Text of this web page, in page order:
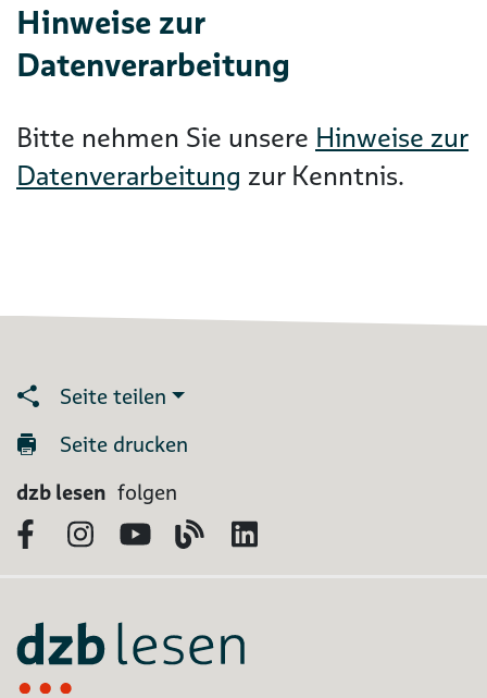
Hinweise zur
Datenverarbeitung
Bitte nehmen Sie unsere Hinweise zur
Datenverarbeitung zur Kenntnis.
Seite teilen
Seite drucken
dzb lesen folgen
FacebookInstagram
YouTubeBlog